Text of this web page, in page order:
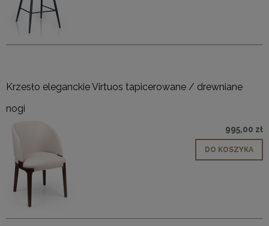
Krzesło eleganckie Virtuos tapicerowane / drewniane
nogi
995,00 zł
DO KOSZYKA